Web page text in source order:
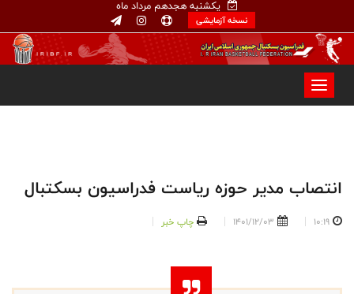
یکشنبه هجدهم مرداد ماه
نسخه آزمایشی
انتصاب مدیر حوزه ریاست فدراسیون بسکتبال
10:19
1401/12/03 چاپ خبر